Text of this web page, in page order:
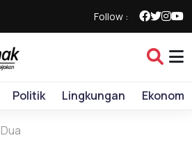
Follow :
Politik Lingkungan Ekonomi